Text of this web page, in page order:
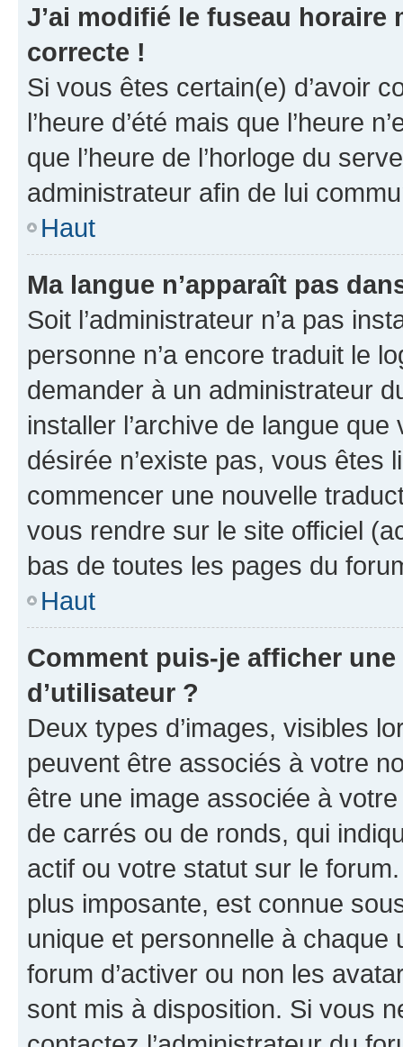
J’ai modifié le fuseau horaire
correcte !
Si vous êtes certain(e) d’avoir
l’heure d’été mais que l’heure
que l’heure de l’horloge du
administrateur afin de lui
Haut
Ma langue n’apparaît pas
Soit l’administrateur n’a pas
personne n’a encore traduit le
demander à un administrateur
installer l’archive de langue
désirée n’existe pas, vous êtes
commencer une nouvelle
vous rendre sur le site officiel
bas de toutes les pages du
Haut
Comment puis-je afficher
d’utilisateur ?
Deux types d’images, visibles
peuvent être associés à votre
être une image associée à
de carrés ou de ronds, qui
actif ou votre statut sur le
plus imposante, est connue
unique et personnelle à chaque
forum d’activer ou non les
sont mis à disposition. Si vous